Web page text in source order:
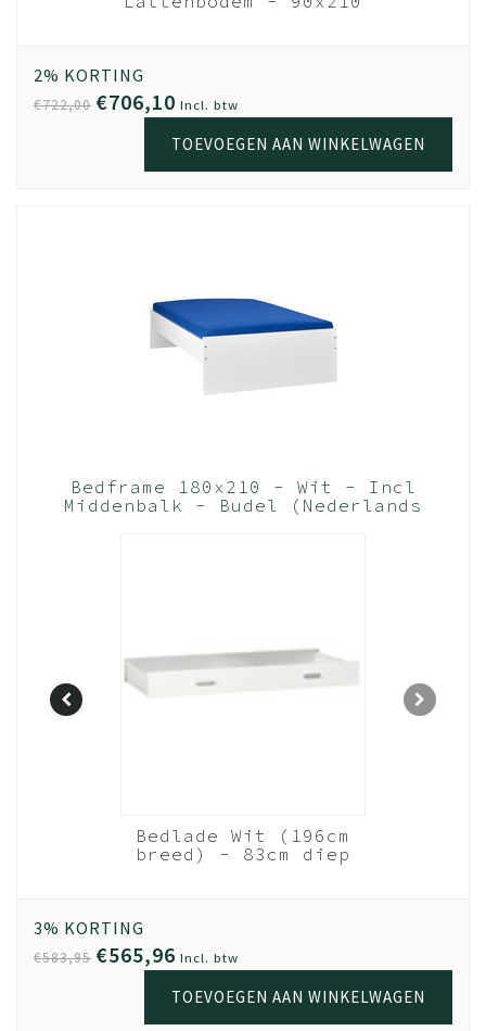
2% KORTING
€722,00 €706,10 Incl. btw
TOEVOEGEN AAN WINKELWAGEN
Bedframe 180x210 - Wit - Incl
Middenbalk - Budel (Nederlands
Bedlade Wit (196cm
breed) - 83cm diep
3% KORTING
€583,95 €565,96 Incl. btw
TOEVOEGEN AAN WINKELWAGEN